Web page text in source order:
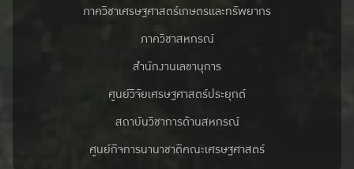
ภาควิชาเศรษฐศาสตร์เกษตรและทรัพยากร
ภาควิชาสหกรณ์
สำนักงานเลขานุการ
ศูนย์วิจัยเศรษฐศาสตร์ประยุกต์
สถาบันวิชาการด้านสหกรณ์
ศูนย์กิจการนานาชาติคณะเศรษฐศาสตร์